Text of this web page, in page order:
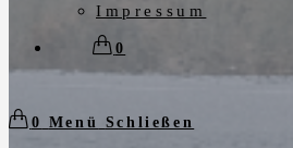
Impressum
0
0 Menü Schließen